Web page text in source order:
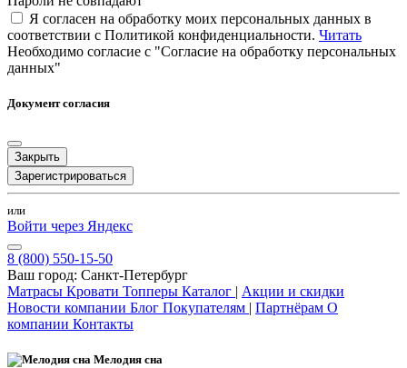
Я согласен на обработку моих персональных данных в
соответствии с Политикой конфиденциальности. Читать
Необходимо согласие с "Согласие на обработку персональных
данных"
Документ согласия
Закрыть
Зарегистрироваться
или
Войти через Яндекс
8 (800) 550-15-50
Ваш город: Санкт-Петербург
Матрасы Кровати Топперы Каталог | Акции и скидки
Новости компании Блог Покупателям | Партнёрам О
компании Контакты
Мелодия сна